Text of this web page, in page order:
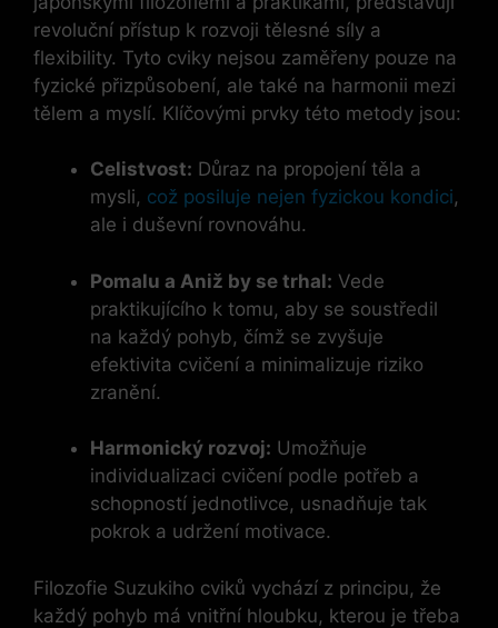
revoluční přístup k rozvoji tělesné síly a
flexibility. Tyto cviky nejsou ‌zaměřeny ​pouze na
fyzické přizpůsobení, ale také​ na harmonii mezi
tělem a ​myslí. Klíčovými prvky této metody jsou:
Celistvost: Důraz na propojení těla a
mysli, což posiluje nejen fyzickou kondici,
ale i ⁣duševní ⁢rovnováhu.
Pomalu a Aniž by se trhal: Vede
praktikujícího ‍k tomu,⁤ aby⁤ se soustředil
na každý pohyb, čímž se zvyšuje
⁤efektivita cvičení a minimalizuje riziko
zranění.
Harmonický ⁢rozvoj: Umožňuje
individualizaci cvičení podle potřeb a⁢
schopností jednotlivce, usnadňuje tak
pokrok a udržení motivace.
Filozofie Suzukiho ⁢cviků vychází z principu, že
každý pohyb má vnitřní hloubku, kterou je třeba